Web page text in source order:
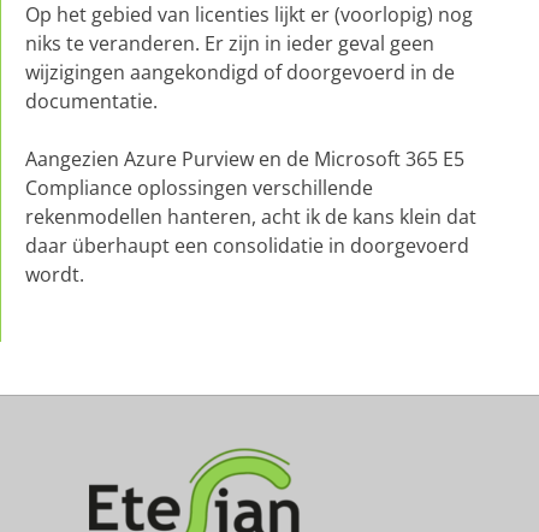
Op het gebied van licenties lijkt er (voorlopig) nog
niks te veranderen. Er zijn in ieder geval geen
wijzigingen aangekondigd of doorgevoerd in de
documentatie.
Aangezien Azure Purview en de Microsoft 365 E5
Compliance oplossingen verschillende
rekenmodellen hanteren, acht ik de kans klein dat
daar überhaupt een consolidatie in doorgevoerd
wordt.